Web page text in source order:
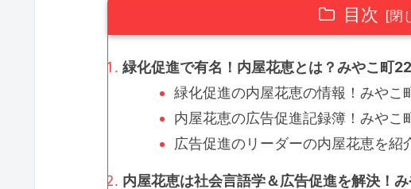
目次
緑化促進で有名！内屋花恵とは？みやこ町
緑化促進の内屋花恵の情報！みやこ
内屋花恵の広告促進記録簿！みやこ
広告促進のリーダーの内屋花恵を紹
内屋花恵は社会言語学＆広告促進を解決！